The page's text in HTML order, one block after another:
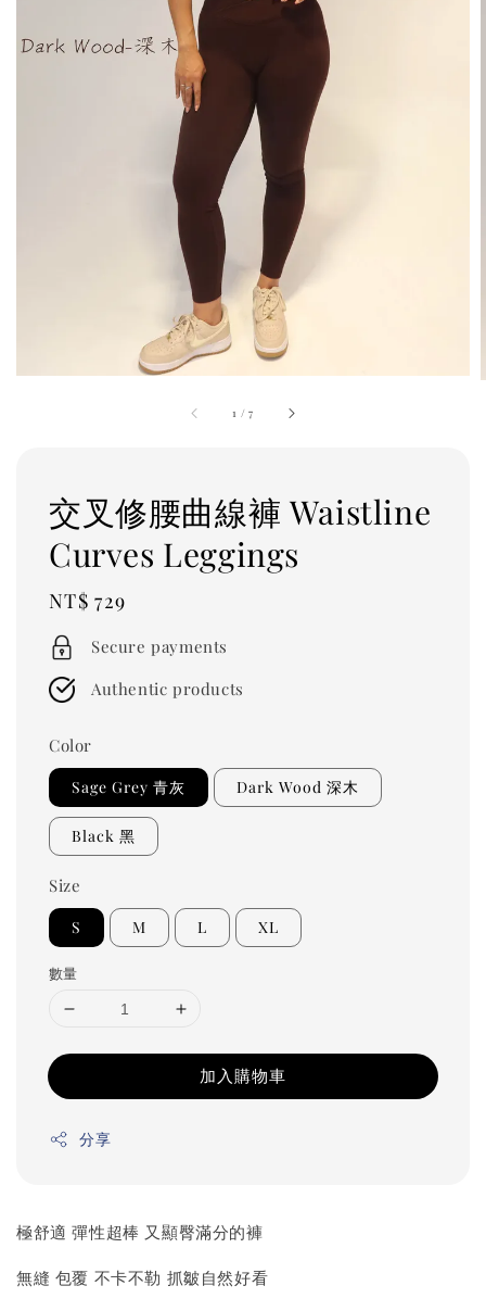
1 /7
交叉修腰曲線褲 Waistline
Curves Leggings
Regular
price
NT$ 729
Secure payments
Authentic products
Color
Sage Grey 青灰 Dark Wood 深木
Black 黑
Size
S M L XL
數量
加入購物車
分享
極舒適 彈性超棒 又顯臀滿分的褲
無縫 包覆 不卡不勒 抓皺自然好看